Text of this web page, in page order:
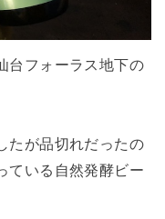
台フォーラス地下の
たが品切れだったの
ている自然発酵ビー